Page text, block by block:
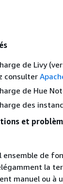
de Livy
consulter
de Hue
des
et
ensemble de
la
manuel ou à